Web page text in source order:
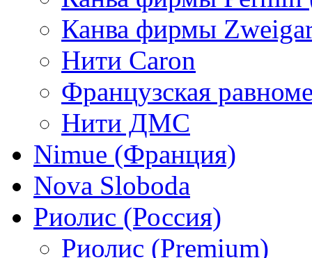
Канва фирмы
Нити Caron
Французская
Нити ДМС
Nimue (Франция)
Nova Sloboda
Риолис (Россия)
Риолис (Premium)